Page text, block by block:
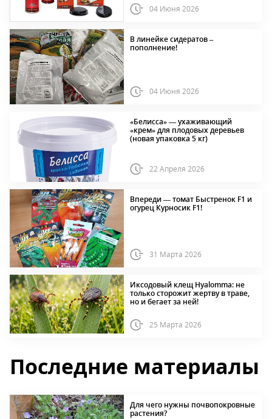
04 Июня 2026
В линейке сидератов –
пополнение!
04 Июня 2026
«Белисса» — ухаживающий
«крем» для плодовых деревьев
(новая упаковка 5 кг)
22 Апреля 2026
Впереди — томат Быстренок F1 и
огурец Курносик F1!
31 Марта 2026
Иксодовый клещ Hyalomma: не
только сторожит жертву в траве,
но и бегает за ней!
25 Марта 2026
Последние материалы
Для чего нужны почвопокровные
растения?